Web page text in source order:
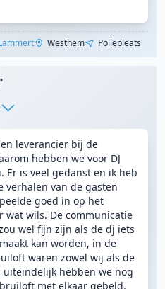
Westhem Pollepleats
leverancier bij de
hebben we voor DJ
Er is veel gedanst en ik heb
verhalen van de gasten
goed in op het
wat wils. De communicatie
wel fijn zijn als de dj iets
kan worden, in de
waren zowel wij als de
hebben we nog
met elkaar gebeld.